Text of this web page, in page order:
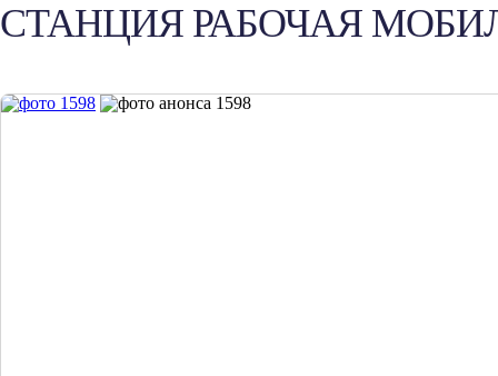
СТАНЦИЯ РАБОЧАЯ